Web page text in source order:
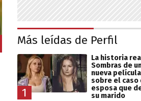
Más leídas de Perfil
1
La historia
Sombras de
nueva
sobre el caso
esposa que
su marido